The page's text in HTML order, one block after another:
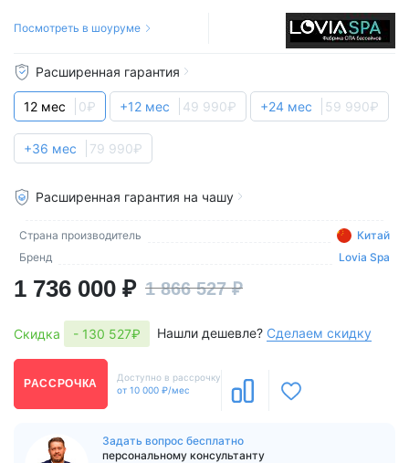
Посмотреть в шоуруме
1 736 000 ₽ 1 866 527 ₽
Скидка - 130 527₽ Нашли дешевле? Сделаем скидку
Расширенная гарантия
12 мес 0₽ +12 мес 49 990₽ +24 мес 59 990₽
+36 мес 79 990₽
Расширенная гарантия на чашу
Доступно в рассрочку
от 10 000 ₽/мес
РАССРОЧКА
Задать вопрос бесплатно
персональному консультанту
Страна производитель
Китай
Бренд
Lovia Spa